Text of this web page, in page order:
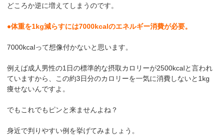
どころか逆に増えてしまうのです。
●体重を1kg減らすには7000kcalのエネルギー消費が必要。
7000kcalって想像付かないと思います。
例えば成人男性の1日の標準的な摂取カロリーが2500kcalと言われ
ていますから、この約3日分のカロリーを一気に消費しないと1kg
痩せないんですよ。
でもこれでもピンと来ませんよね？
身近で判りやすい例を挙げてみましょう。